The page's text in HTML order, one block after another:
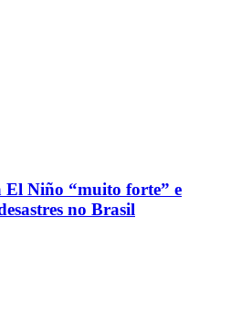
El Niño “muito forte” e
no Brasil